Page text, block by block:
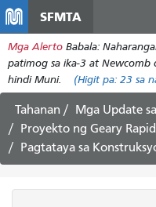
SFMTA
Mga Alerto Babala:
patimog sa ika-3 at Newcomb
hindi Muni.
(Higit pa: 23 sa
Tahanan
Mga Update
Proyekto ng Geary Rapid
Pagtataya sa Konstruksyon ng